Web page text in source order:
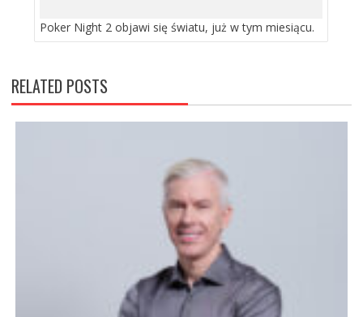
Poker Night 2 objawi się światu, już w tym miesiącu.
RELATED POSTS